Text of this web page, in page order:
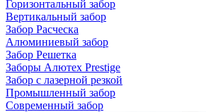
Горизонтальный забор
Вертикальный забор
Забор Расческа
Алюминиевый забор
Забор Решетка
Заборы Алютех Prestige
Забор с лазерной резкой
Промышленный забор
Современный забор